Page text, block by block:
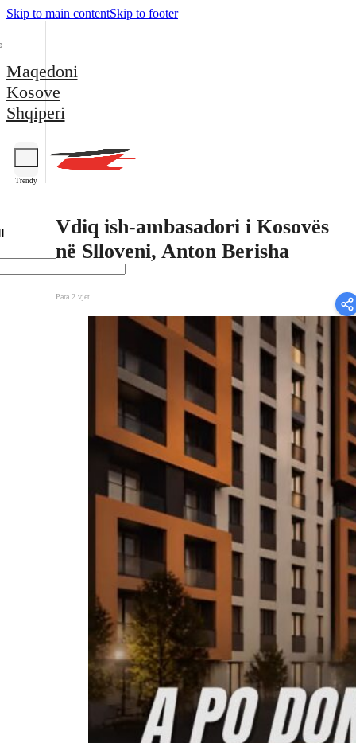
Skip to main contentSkip to footer
Maqedoni
Kosove
Shqiperi
Trendy
Vdiq ish-ambasadori i Kosovës
në Slloveni, Anton Berisha
Para 2 vjet